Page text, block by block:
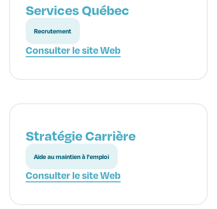
Services Québec
Recrutement
Consulter le site Web
Stratégie Carrière
Aide au maintien à l'emploi
Consulter le site Web